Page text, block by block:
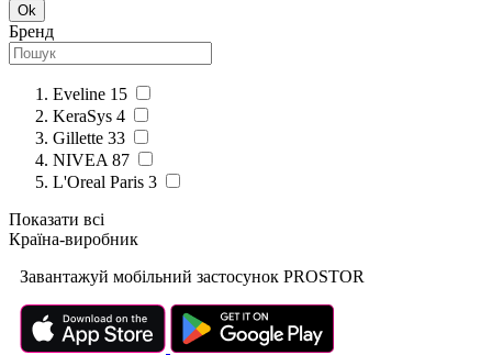
Ok
Бренд
Eveline 15
KeraSys 4
Gillette 33
NIVEA 87
L'Oreal Paris 3
Показати всі
Країна-виробник
Завантажуй мобільний застосунок PROSTOR